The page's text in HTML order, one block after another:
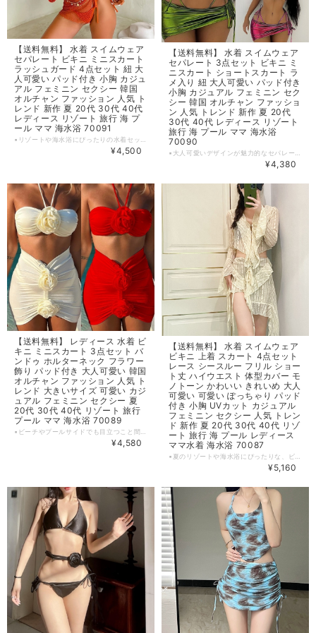
【送料無料】 水着 スイムウェア
セパレート ビキニ ミニスカート
ラッシュガード 4点セット 紐 大
人可愛い パッド付き 小胸 カジュ
アル フェミニン セクシー 韓国
オルチャン ファッション 人気 ト
レンド 新作 夏 20代 30代 40代
レディース リゾート 旅行 海 プ
ール ママ 海水浴 70091
¥4,500
【送料無料】 水着 スイムウェア
セパレート 3点セット ビキニ ミ
ニスカート ショートスカート ラ
メ入り 紐 大人可愛い パッド付き
小胸 カジュアル フェミニン セク
シー 韓国 オルチャン ファッショ
ン 人気 トレンド 新作 夏 20代
30代 40代 レディース リゾート
旅行 海 プール ママ 海水浴
70090
¥4,380
【送料無料】 レディース 水着 ビ
キニ ミニスカート 3点セット バ
ンドゥ ホルターネック フラワー
飾り パッド付き 大人可愛い 韓国
オルチャン ファッション 人気 ト
レンド 大きいサイズ 可愛い カジ
ュアル フェミニン セクシー 夏
20代 30代 40代 リゾート 旅行
プール ママ 海水浴 70089
¥4,580
【送料無料】 水着 スイムウェア
ビキニ 上着 スカート 4点セット
レース シースルー フリル ショー
ト丈 ハイウエスト 体型カバー モ
ノトーン かわいい きれいめ 大人
可愛い 可愛い ぽっちゃり パッド
付き 小胸 UVカット カジュアル
フェミニン セクシー 人気 トレン
ド 新作 夏 20代 30代 40代 リゾ
ート 旅行 海 プール レディース
ママ水着 海水浴 70087
¥5,160